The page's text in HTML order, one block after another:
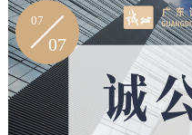
07
07